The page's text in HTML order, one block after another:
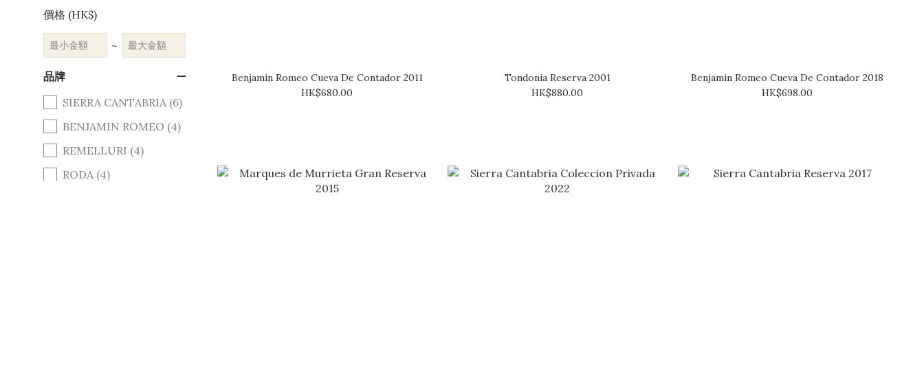
價格 (HK$)
~
品牌
SIERRA CANTABRIA (6)
BENJAMIN ROMEO (4)
REMELLURI (4)
RODA (4)
Benjamin Romeo Cueva De Contador 2011
HK$680.00
Tondonia Reserva 2001
HK$880.00
Benjamin Romeo Cueva De Contador 2018
HK$698.00